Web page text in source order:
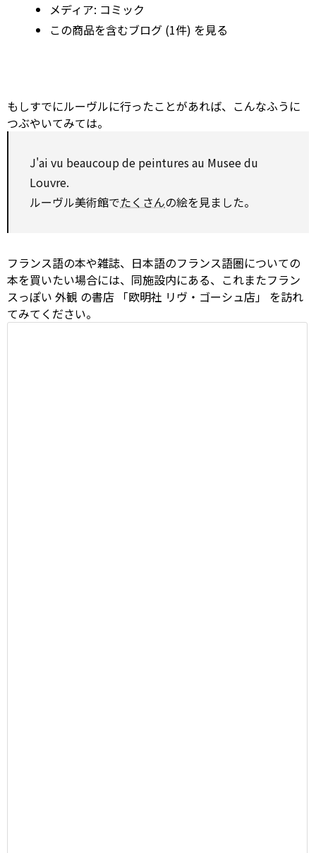
メディア: コミック
この商品を含むブログ (1件) を見る
もしすでにルーヴルに行ったことがあれば、こんなふうに
つぶやいてみては。
J'ai vu beaucoup de peintures au Musee du
Louvre.
ルーヴル美術館でたくさんの絵を見ました。
フランス語の本や雑誌、日本語のフランス語圏についての
本を買いたい場合には、同施設内にある、これまたフラン
スっぽい 外観 の書店 「欧明社 リヴ・ゴーシュ店」
を訪れ
てみてください。